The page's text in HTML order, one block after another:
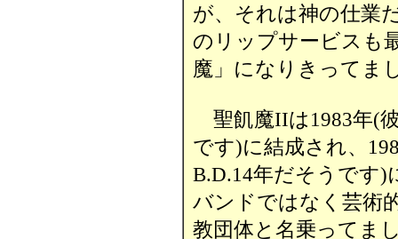
が、それは神の仕業
のリップサービスも
魔」になりきってま
聖飢魔IIは1983年(
です)に結成され、
B.D.14年だそうです)
バンドではなく芸術
教団体と名乗ってま